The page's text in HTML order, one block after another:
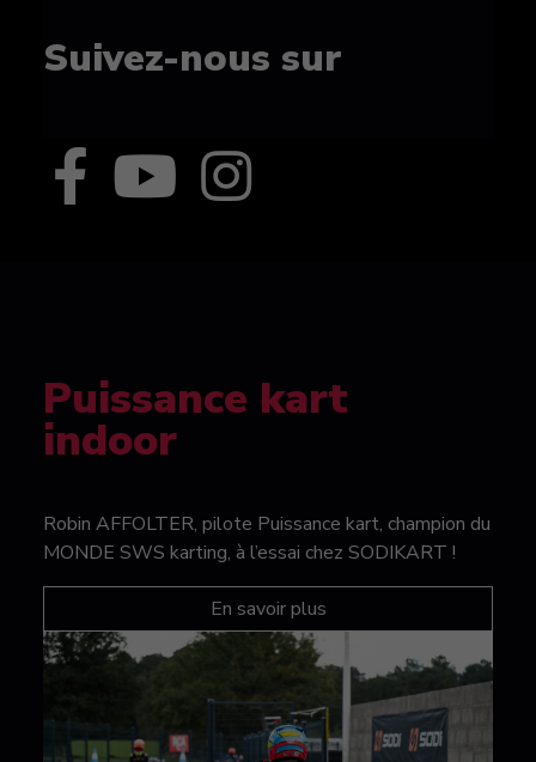
Suivez-nous sur
Puissance kart
indoor
Robin AFFOLTER, pilote Puissance kart, champion du
MONDE SWS karting, à l’essai chez SODIKART !
En savoir plus